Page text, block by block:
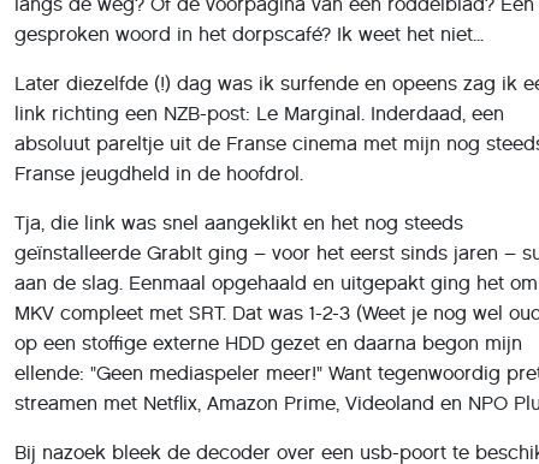
Later diezelfde (!) dag was ik surfende en opeens zag ik
link richting een NZB-post: Le Marginal. Inderdaad, een
absoluut pareltje uit de Franse cinema met mijn nog
Franse jeugdheld in de hoofdrol.
Tja, die link was snel aangeklikt en het nog steeds
geïnstalleerde GrabIt ging – voor het eerst sinds jaren –
aan de slag. Eenmaal opgehaald en uitgepakt ging het
MKV compleet met SRT. Dat was 1-2-3 (Weet je nog wel
op een stoffige externe HDD gezet en daarna begon mijn
ellende: "Geen mediaspeler meer!" Want tegenwoordig
streamen met Netflix, Amazon Prime, Videoland en NPO
Bij nazoek bleek de decoder over een usb-poort te
het aanvankelijk bij... Pas na de installatie van VLC for